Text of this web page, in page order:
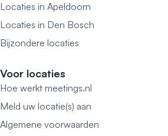
Locaties in Apeldoorn
Locaties in Den Bosch
Bijzondere locaties
Voor locaties
Hoe werkt meetings.nl
Meld uw locatie(s) aan
Algemene voorwaarden